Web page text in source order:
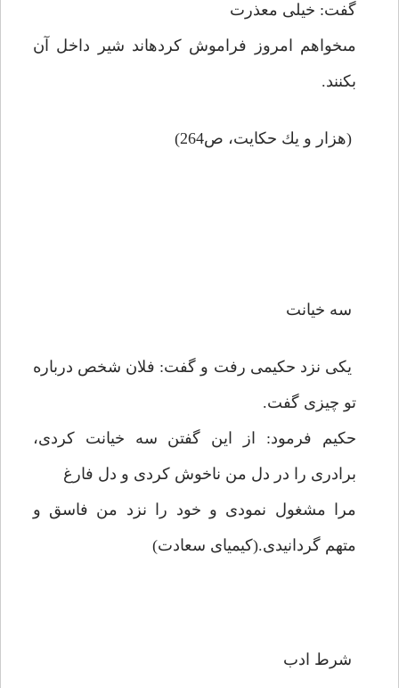
گفت: خيلى معذرت
مى‏خواهم امروز فراموش كرده‏اند شير داخل آن
بكنند.
(هزار و يك حكايت، ص264)
سه خيانت
يكى نزد حكيمى رفت و گفت: فلان شخص درباره
تو چيزى گفت.
حكيم فرمود: از اين گفتن سه خيانت كردى،
برادرى را در دل من ناخوش كردى و دل فارغ
مرا مشغول نمودى و خود را نزد من فاسق و
متهم گردانيدى.(كيمياى سعادت)
شرط ادب